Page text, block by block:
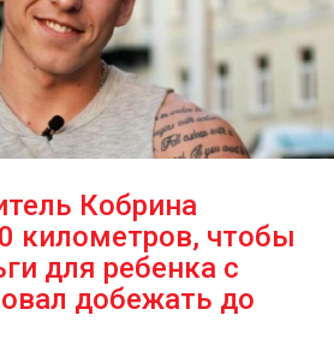
Кобрина
километров, чтобы
для ребенка с
добежать до